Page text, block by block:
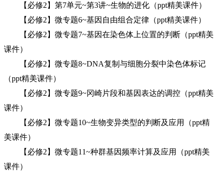
【必修2】第7单元~第3讲~生物的进化（ppt精美课件）
【必修2】微专题6~基因自由组合定律（ppt精美课件）
【必修2】微专题7~基因在染色体上位置的判断（ppt精美
课件）
【必修2】微专题8~DNA复制与细胞分裂中染色体标记
（ppt精美课件）
【必修2】微专题9~冈崎片段和基因表达的调控（ppt精美
课件）
【必修2】微专题10~生物变异类型的判断及应用（ppt精
美课件）
【必修2】微专题11~种群基因频率计算及应用（ppt精美
课件）